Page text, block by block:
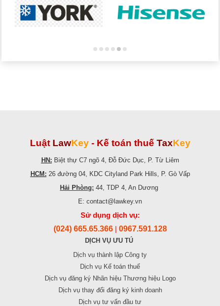
Luật LawKey - Kế toán thuế TaxKey
HN: Biệt thự C7 ngõ 4, Đỗ Đức Dục, P. Từ Liêm
HCM: 26 đường 04, KDC Cityland Park Hills, P. Gò Vấp
Hải Phòng: 44, TDP 4, An Dương
E: contact@lawkey.vn
Sử dụng dịch vụ:
(024) 665.65.366 0967.591.128
DỊCH VỤ ƯU TÚ
Dịch vụ thành lập Công ty
Dịch vụ Kế toán thuế
Dịch vụ đăng ký Nhãn hiệu Thương hiệu Logo
Dịch vụ thay đổi đăng ký kinh doanh
Dịch vụ tư vấn đầu tư